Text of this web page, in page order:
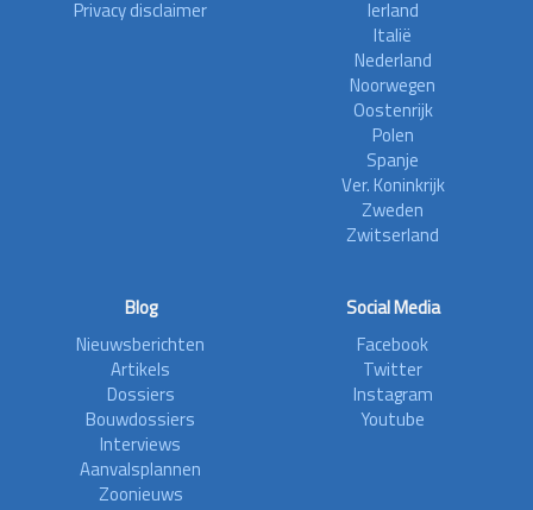
Privacy disclaimer
Ierland
Italië
Nederland
Noorwegen
Oostenrijk
Polen
Spanje
Ver. Koninkrijk
Zweden
Zwitserland
Blog
Nieuwsberichten
Artikels
Dossiers
Bouwdossiers
Interviews
Aanvalsplannen
Zoonieuws
Social Media
Facebook
Twitter
Instagram
Youtube